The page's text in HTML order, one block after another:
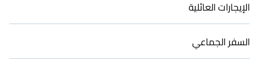
الإيجارات العائلية
السفر الجماعي